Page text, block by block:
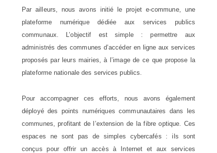
Par ailleurs, nous avons initié le projet e-commune, une
plateforme numérique dédiée aux services publics
communaux. L’objectif est simple : permettre aux
administrés des communes d’accéder en ligne aux services
proposés par leurs mairies, à l’image de ce que propose la
plateforme nationale des services publics.
Pour accompagner ces efforts, nous avons également
déployé des points numériques communautaires dans les
communes, profitant de l’extension de la fibre optique. Ces
espaces ne sont pas de simples cybercafés : ils sont
conçus pour offrir un accès à Internet et aux services